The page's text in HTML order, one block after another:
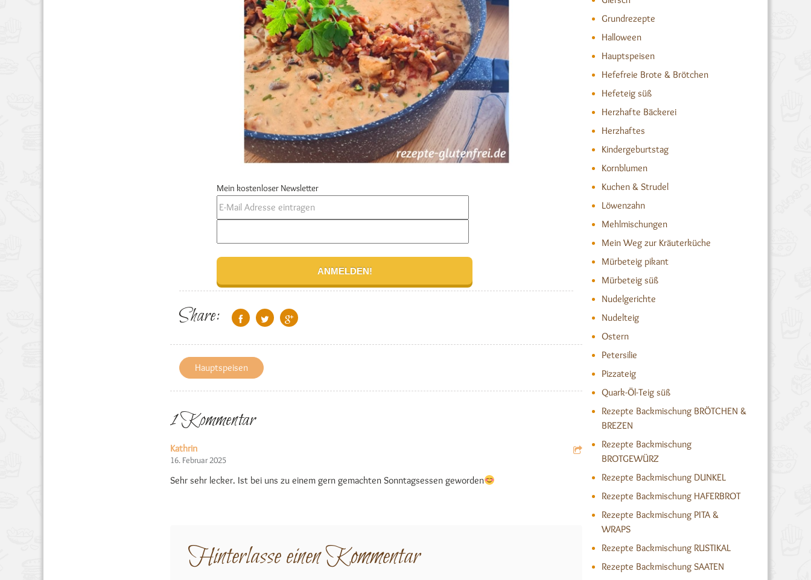
Mein kostenloser Newsletter
Share:
Hauptspeisen
1 Kommentar
Kathrin
16. Februar 2025
Sehr sehr lecker. Ist bei uns zu einem gern gemachten Sonntagsessen geworden
Hinterlasse einen Kommentar
Grundrezepte
Halloween
Hauptspeisen
Hefefreie Brote & Brötchen
Hefeteig süß
Herzhafte Bäckerei
Herzhaftes
Kindergeburtstag
Kornblumen
Kuchen & Strudel
Löwenzahn
Mehlmischungen
Mein Weg zur Kräuterküche
Mürbeteig pikant
Mürbeteig süß
Nudelgerichte
Nudelteig
Ostern
Petersilie
Pizzateig
Quark-Öl-Teig süß
Rezepte Backmischung BRÖTCHEN &
BREZEN
Rezepte Backmischung
BROTGEWÜRZ
Rezepte Backmischung DUNKEL
Rezepte Backmischung HAFERBROT
Rezepte Backmischung PITA &
WRAPS
Rezepte Backmischung RUSTIKAL
Rezepte Backmischung SAATEN